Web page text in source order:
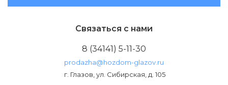
Связаться с нами
8 (34141) 5-11-30
prodazha@hozdom-glazov.ru
г. Глазов, ул. Сибирская, д. 105